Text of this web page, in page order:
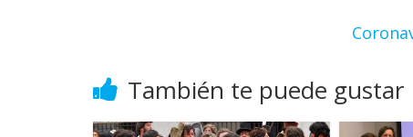
También te puede gustar